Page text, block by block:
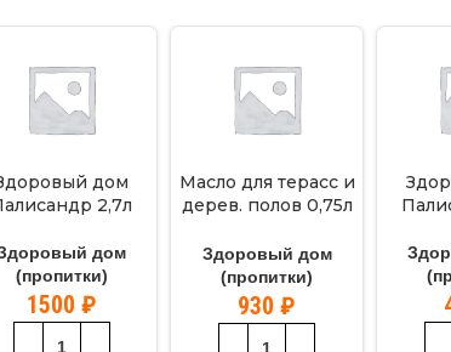
дом
2,7л
дом
(пропитки)
1500 ₽
Масло для терасс и
дерев. полов 0,75л
Здоровый дом
(пропитки)
930₽